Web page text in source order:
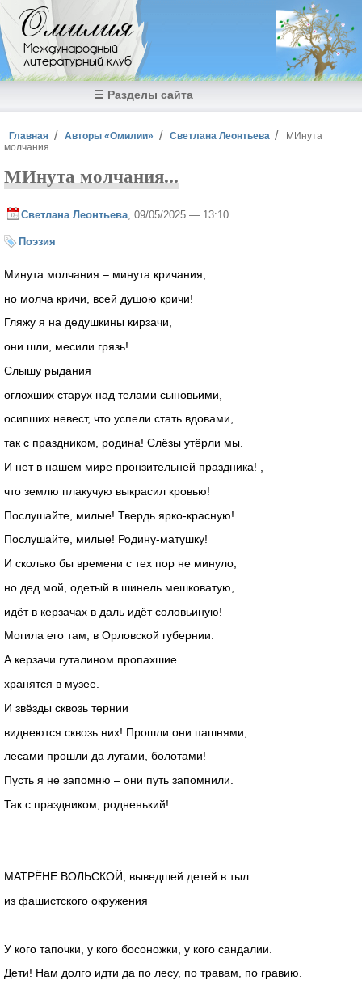
Перейти к основному содержанию
Омилия
Международный
литературный клуб
☰ Разделы сайта
Вы здесь
Главная Авторы «Омилии» Светлана Леонтьева
МИнута
молчания...
МИнута молчания...
Светлана Леонтьева , 09/05/2025 — 13:10
Поэзия
Минута молчания – минута кричания,
но молча кричи, всей душою кричи!
Гляжу я на дедушкины кирзачи,
они шли, месили грязь!
Слышу рыдания
оглохших старух над телами сыновьими,
осипших невест, что успели стать вдовами,
так с праздником, родина! Слёзы утёрли мы.
И нет в нашем мире пронзительней праздника! ,
что землю плакучую выкрасил кровью!
Послушайте, милые! Твердь ярко-красную!
Послушайте, милые! Родину-матушку!
И сколько бы времени с тех пор не минуло,
но дед мой, одетый в шинель мешковатую,
идёт в керзачах в даль идёт соловьиную!
Могила его там, в Орловской губернии.
А керзачи гуталином пропахшие
хранятся в музее.
И звёзды сквозь тернии
виднеются сквозь них! Прошли они пашнями,
лесами прошли да лугами, болотами!
Пусть я не запомню – они путь запомнили.
Так с праздником, родненький!
МАТРЁНЕ ВОЛЬСКОЙ, выведшей детей в тыл
из фашистского окружения
У кого тапочки, у кого босоножки, у кого сандалии.
Дети! Нам долго идти да по лесу, по травам, по гравию.